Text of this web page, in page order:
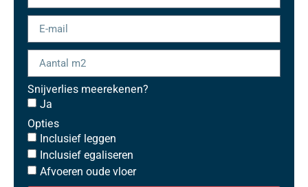
Snijverlies meerekenen?
Ja
Opties
Inclusief leggen
Inclusief egaliseren
Afvoeren oude vloer